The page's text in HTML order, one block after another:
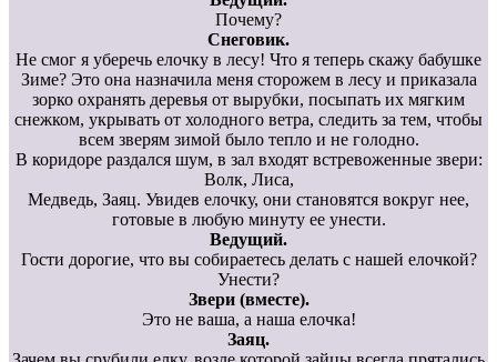
Почему?
Снеговик.
Не смог я уберечь елочку в лесу! Что я теперь скажу бабушке
Зиме? Это она назначила меня сторожем в лесу и приказала
зорко охранять деревья от вырубки, посыпать их мягким
снежком, укрывать от холодного ветра, следить за тем, чтобы
всем зверям зимой было тепло и не голодно.
В коридоре раздался шум, в зал входят встревоженные звери:
Волк, Лиса,
Медведь, Заяц. Увидев елочку, они становятся вокруг нее,
готовые в любую минуту ее унести.
Ведущий.
Гости дорогие, что вы собираетесь делать с нашей елочкой?
Унести?
Звери (вместе).
Это не ваша, а наша елочка!
Заяц.